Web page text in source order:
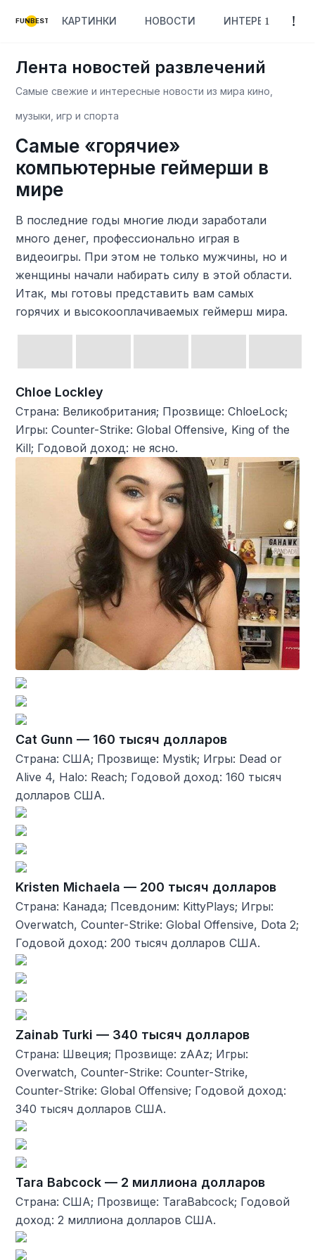
FUNBEST КАРТИНКИ НОВОСТИ ИНТЕРЕСНОЕ
Лента новостей развлечений
Самые свежие и интересные новости из мира кино,
музыки, игр и спорта
Самые «горячие»
компьютерные геймерши в
мире
В последние годы многие люди заработали
много денег, профессионально играя в
видеоигры. При этом не только мужчины, но и
женщины начали набирать силу в этой области.
Итак, мы готовы представить вам самых
горячих и высокооплачиваемых геймерш мира.
Chloe Lockley
Страна: Великобритания; Прозвище: ChloeLock;
Игры: Counter-Strike: Global Offensive, King of the
Kill; Годовой доход: не ясно.
Cat Gunn — 160 тысяч долларов
Страна: США; Прозвище: Mystik; Игры: Dead or
Alive 4, Halo: Reach; Годовой доход: 160 тысяч
долларов США.
Kristen Michaela — 200 тысяч долларов
Страна: Канада; Псевдоним: KittyPlays; Игры:
Overwatch, Counter-Strike: Global Offensive, Dota 2;
Годовой доход: 200 тысяч долларов США.
Zainab Turki — 340 тысяч долларов
Страна: Швеция; Прозвище: zAAz; Игры:
Overwatch, Counter-Strike: Counter-Strike,
Counter-Strike: Global Offensive; Годовой доход:
340 тысяч долларов США.
Tara Babcock — 2 миллиона долларов
Страна: США; Прозвище: TaraBabcock; Годовой
доход: 2 миллиона долларов США.